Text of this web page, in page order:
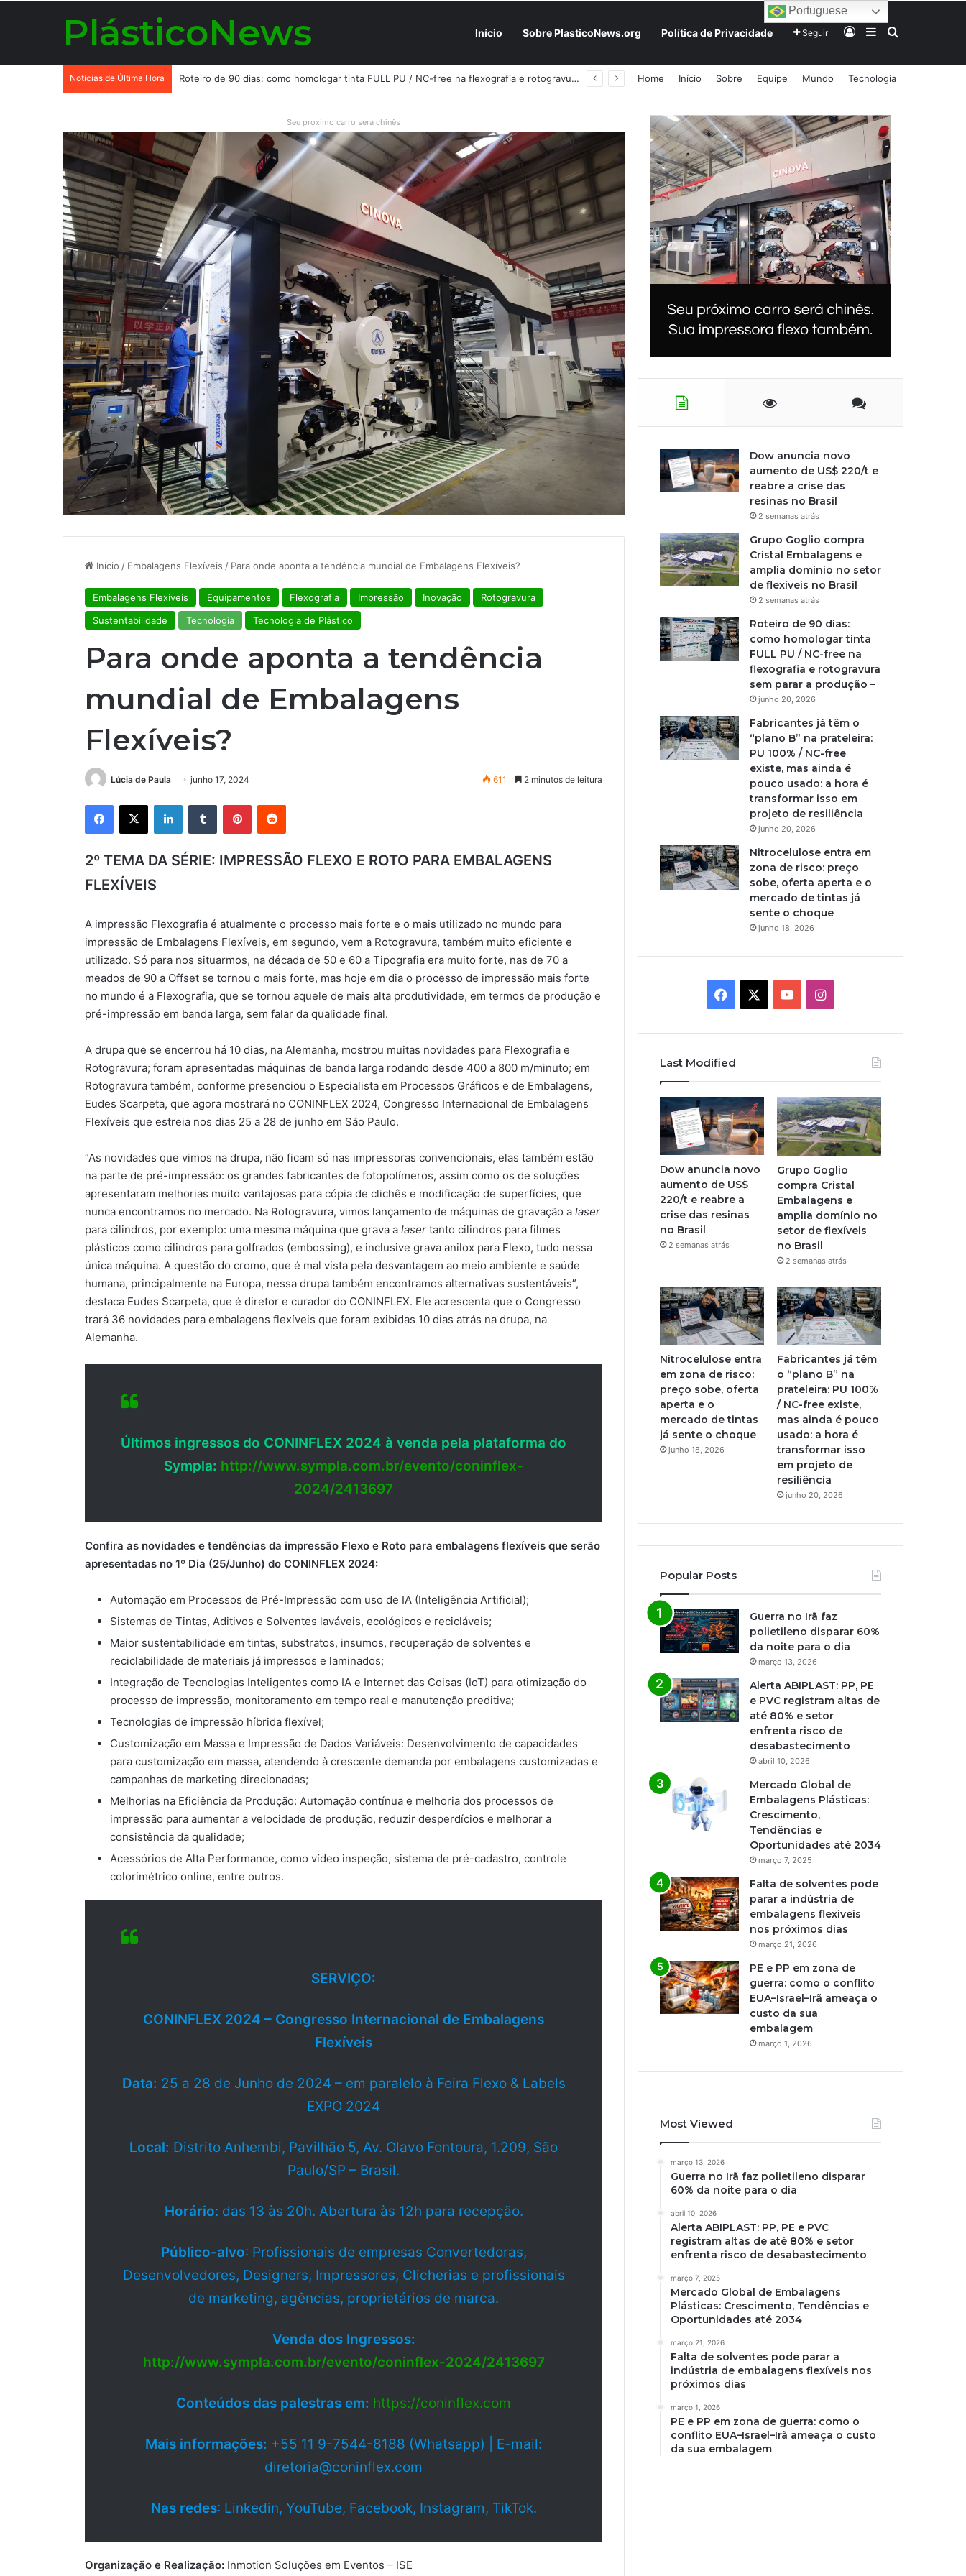
PlásticoNews Início Sobre PlasticoNews.org Política de Privacidade Seguir EntrarBarra Lateral
Procurar por
Notícias de Última Hora Fabricantes já têm o “plano B” na prateleira: PU 100% / NC-free existe, mas ainda é pouco usado: a hora é transformar isso em projeto de resiliência Home Início Sobre Equipe Mundo Tecnologia
Seu proximo carro sera chinês
Início / Embalagens Flexíveis / Para onde aponta a tendência mundial de Embalagens Flexíveis?
Embalagens Flexíveis Equipamentos Flexografia Impressão Inovação
Rotogravura
Sustentabilidade
Tecnologia Tecnologia de Plástico
Para onde aponta a tendência
mundial de Embalagens
Flexíveis?
Lúcia de Paula junho 17, 2024 611 2 minutos de leitura
Facebook
X LinkedinTumblr PinterestReddit
2º TEMA DA SÉRIE: IMPRESSÃO FLEXO E ROTO PARA EMBALAGENS
FLEXÍVEIS
A impressão Flexografia é atualmente o processo mais forte e o mais utilizado no mundo para
impressão de Embalagens Flexíveis, em segundo, vem a Rotogravura, também muito eficiente e
utilizado. Só para nos situarmos, na década de 50 e 60 a Tipografia era muito forte, nas de 70 a
meados de 90 a Offset se tornou o mais forte, mas hoje em dia o processo de impressão mais forte
no mundo é a Flexografia, que se tornou aquele de mais alta produtividade, em termos de produção e
pré-impressão em banda larga, sem falar da qualidade final.
A drupa que se encerrou há 10 dias, na Alemanha, mostrou muitas novidades para Flexografia e
Rotogravura; foram apresentadas máquinas de banda larga rodando desde 400 a 800 m/minuto; em
Rotogravura também, conforme presenciou o Especialista em Processos Gráficos e de Embalagens,
Eudes Scarpeta, que agora mostrará no CONINFLEX 2024, Congresso Internacional de Embalagens
Flexíveis que estreia nos dias 25 a 28 de junho em São Paulo.
“As novidades que vimos na drupa, não ficam só nas impressoras convencionais, elas também estão
na parte de pré-impressão: os grandes fabricantes de fotopolímeros, assim como os de soluções
apresentaram melhorias muito vantajosas para cópia de clichês e modificação de superfícies, que
nunca encontramos no mercado. Na Rotogravura, vimos lançamento de máquinas de gravação a laser
para cilindros, por exemplo: uma mesma máquina que grava a laser tanto cilindros para filmes
plásticos como cilindros para golfrados (embossing), e inclusive grava anilox para Flexo, tudo nessa
única máquina. A questão do cromo, que é mal vista pela desvantagem ao meio ambiente e saúde
humana, principalmente na Europa, nessa drupa também encontramos alternativas sustentáveis”,
destaca Eudes Scarpeta, que é diretor e curador do CONINFLEX. Ele acrescenta que o Congresso
trará 36 novidades para embalagens flexíveis que foram exibidas 10 dias atrás na drupa, na
Alemanha.
Últimos ingressos do CONINFLEX 2024 à venda pela plataforma do
Sympla: http://www.sympla.com.br/evento/coninflex-
2024/2413697
Confira as novidades e tendências da impressão Flexo e Roto para embalagens flexíveis que serão
apresentadas no 1º Dia (25/Junho) do CONINFLEX 2024:
Automação em Processos de Pré-Impressão com uso de IA (Inteligência Artificial);
Sistemas de Tintas, Aditivos e Solventes laváveis, ecológicos e recicláveis;
Maior sustentabilidade em tintas, substratos, insumos, recuperação de solventes e
reciclabilidade de materiais já impressos e laminados;
Integração de Tecnologias Inteligentes como IA e Internet das Coisas (IoT) para otimização do
processo de impressão, monitoramento em tempo real e manutenção preditiva;
Tecnologias de impressão híbrida flexível;
Customização em Massa e Impressão de Dados Variáveis: Desenvolvimento de capacidades
para customização em massa, atendendo à crescente demanda por embalagens customizadas e
campanhas de marketing direcionadas;
Melhorias na Eficiência da Produção: Automação contínua e melhoria dos processos de
impressão para aumentar a velocidade de produção, reduzir desperdícios e melhorar a
consistência da qualidade;
Acessórios de Alta Performance, como vídeo inspeção, sistema de pré-cadastro, controle
colorimétrico online, entre outros.
SERVIÇO:
CONINFLEX 2024 – Congresso Internacional de Embalagens
Flexíveis
Data: 25 a 28 de Junho de 2024 – em paralelo à Feira Flexo & Labels
EXPO 2024
Local: Distrito Anhembi, Pavilhão 5, Av. Olavo Fontoura, 1.209, São
Paulo/SP – Brasil.
Horário: das 13 às 20h. Abertura às 12h para recepção.
Público-alvo: Profissionais de empresas Convertedoras,
Desenvolvedores, Designers, Impressores, Clicherias e profissionais
de marketing, agências, proprietários de marca.
Venda dos Ingressos:
http://www.sympla.com.br/evento/coninflex-2024/2413697
Conteúdos das palestras em: https://coninflex.com
Mais informações: +55 11 9-7544-8188 (Whatsapp) | E-mail:
diretoria@coninflex.com
Nas redes: Linkedin, YouTube, Facebook, Instagram, TikTok.
Organização e Realização: Inmotion Soluções em Eventos – ISE
Dow anuncia novo
aumento de US$ 220/t e
reabre a crise das
resinas no Brasil
2 semanas atrás
Grupo Goglio compra
Cristal Embalagens e
amplia domínio no setor
de flexíveis no Brasil
2 semanas atrás
Roteiro de 90 dias:
como homologar tinta
FULL PU / NC-free na
flexografia e rotogravura
sem parar a produção –
junho 20, 2026
Fabricantes já têm o
“plano B” na prateleira:
PU 100% / NC-free
existe, mas ainda é
pouco usado: a hora é
transformar isso em
projeto de resiliência
junho 20, 2026
Nitrocelulose entra em
zona de risco: preço
sobe, oferta aperta e o
mercado de tintas já
sente o choque
junho 18, 2026
Facebook YouTubeInstagram
Last Modified
Dow anuncia novo
aumento de US$
220/t e reabre a
crise das resinas
no Brasil
2 semanas atrás
Grupo Goglio
compra Cristal
Embalagens e
amplia domínio no
setor de flexíveis
no Brasil
2 semanas atrás
Nitrocelulose entra
em zona de risco:
preço sobe, oferta
aperta e o
mercado de tintas
já sente o choque
junho 18, 2026
Fabricantes já têm
o “plano B” na
prateleira: PU 100%
/ NC-free existe,
mas ainda é pouco
usado: a hora é
transformar isso
em projeto de
resiliência
junho 20, 2026
Popular Posts
Guerra no Irã faz
polietileno disparar 60%
da noite para o dia
março 13, 2026
Alerta ABIPLAST: PP, PE
e PVC registram altas de
até 80% e setor
enfrenta risco de
desabastecimento
abril 10, 2026
Mercado Global de
Embalagens Plásticas:
Crescimento,
Tendências e
Oportunidades até 2034
março 7, 2025
Falta de solventes pode
parar a indústria de
embalagens flexíveis
nos próximos dias
março 21, 2026
PE e PP em zona de
guerra: como o conflito
EUA–Israel–Irã ameaça o
custo da sua
embalagem
março 1, 2026
Most Viewed
março 13, 2026
Guerra no Irã faz polietileno disparar
60% da noite para o dia
abril 10, 2026
Alerta ABIPLAST: PP, PE e PVC
registram altas de até 80% e setor
enfrenta risco de desabastecimento
março 7, 2025
Mercado Global de Embalagens
Plásticas: Crescimento, Tendências e
Oportunidades até 2034
março 21, 2026
Falta de solventes pode parar a
indústria de embalagens flexíveis nos
próximos dias
março 1, 2026
PE e PP em zona de guerra: como o
conflito EUA–Israel–Irã ameaça o custo
da sua embalagem
Portuguese